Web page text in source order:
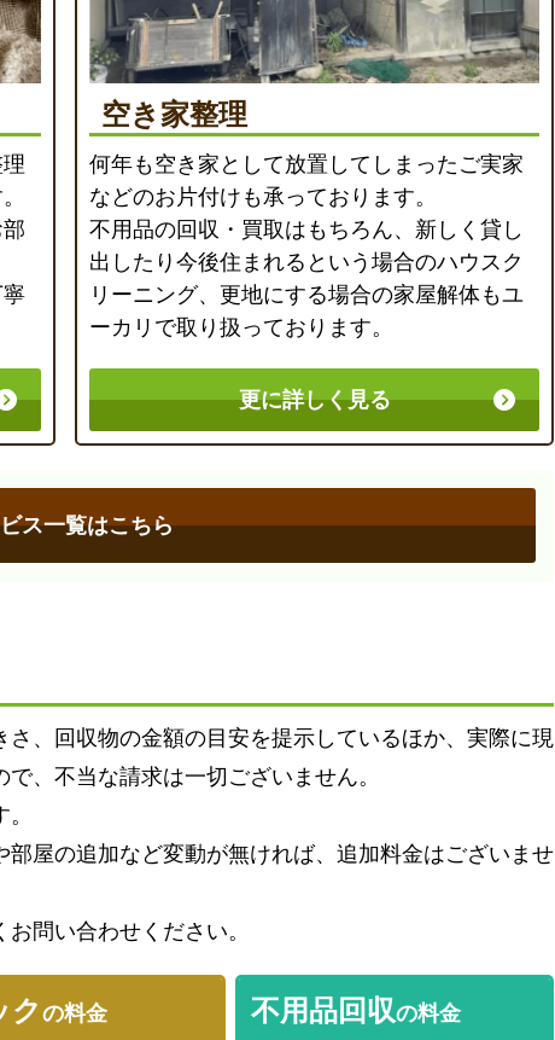
空き家整理
何年も空き家として放置してしまったご実家
などのお片付けも承っております。
不用品の回収・買取はもちろん、新しく貸し
出したり今後住まれるという場合のハウスク
リーニング、更地にする場合の家屋解体もユ
ーカリで取り扱っております。
更に詳しく見る
ス一覧はこちら
、回収物の金額の目安を提示しているほか、実際に現
、不当な請求は一切ございません。
屋の追加など変動が無ければ、追加料金はございませ
問い合わせください。
ク の料金 不用品回収の料金